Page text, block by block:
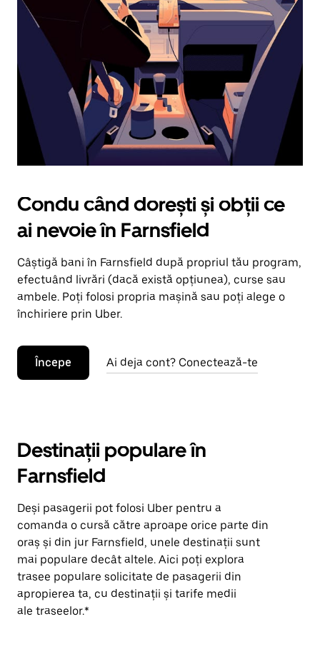
în
jos.
Închide
calendarul
apăsând
pe
butonul
Escape.
Condu când dorești și obții ce
ai nevoie în Farnsfield
Câștigă bani în Farnsfield după propriul tău program,
efectuând livrări (dacă există opțiunea), curse sau
ambele. Poți folosi propria mașină sau poți alege o
închiriere prin Uber.
Începe Ai deja cont? Conectează-te
Destinații populare în
Farnsfield
Deși pasagerii pot folosi Uber pentru a
comanda o cursă către aproape orice parte din
oraș și din jur Farnsfield, unele destinații sunt
mai populare decât altele. Aici poți explora
trasee populare solicitate de pasagerii din
apropierea ta, cu destinații și tarife medii
ale traseelor.*